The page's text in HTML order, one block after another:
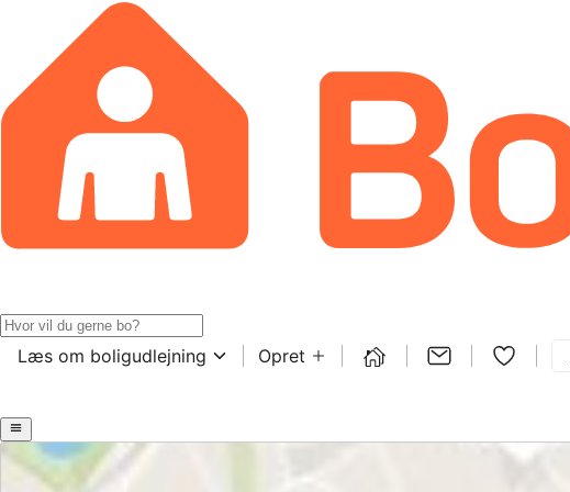
Læs om boligudlejning Opret